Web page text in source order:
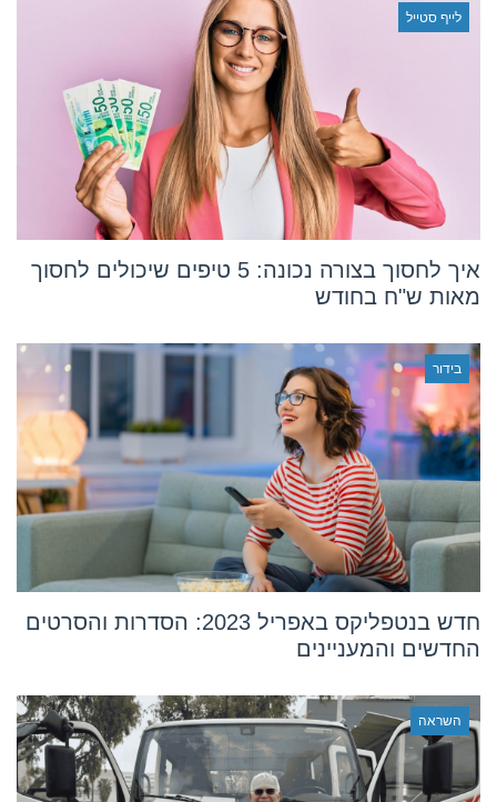
לייף סטייל
איך לחסוך בצורה נכונה: 5 טיפים שיכולים לחסוך
מאות ש"ח בחודש
בידור
חדש בנטפליקס באפריל 2023: הסדרות והסרטים
החדשים והמעניינים
השראה